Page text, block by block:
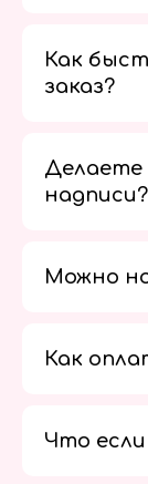
Как
заказ?
Делаете
надписи?
Можно
Как
Что